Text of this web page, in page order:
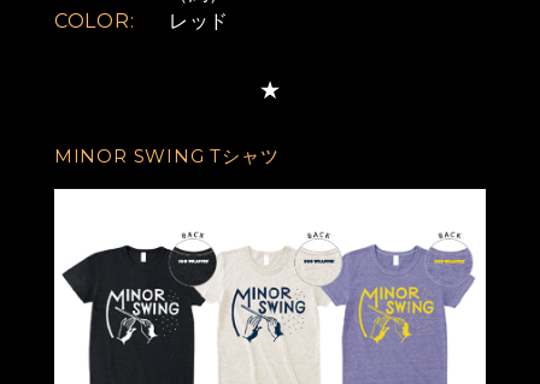
COLOR:
レッド
MINOR SWING Tシャツ